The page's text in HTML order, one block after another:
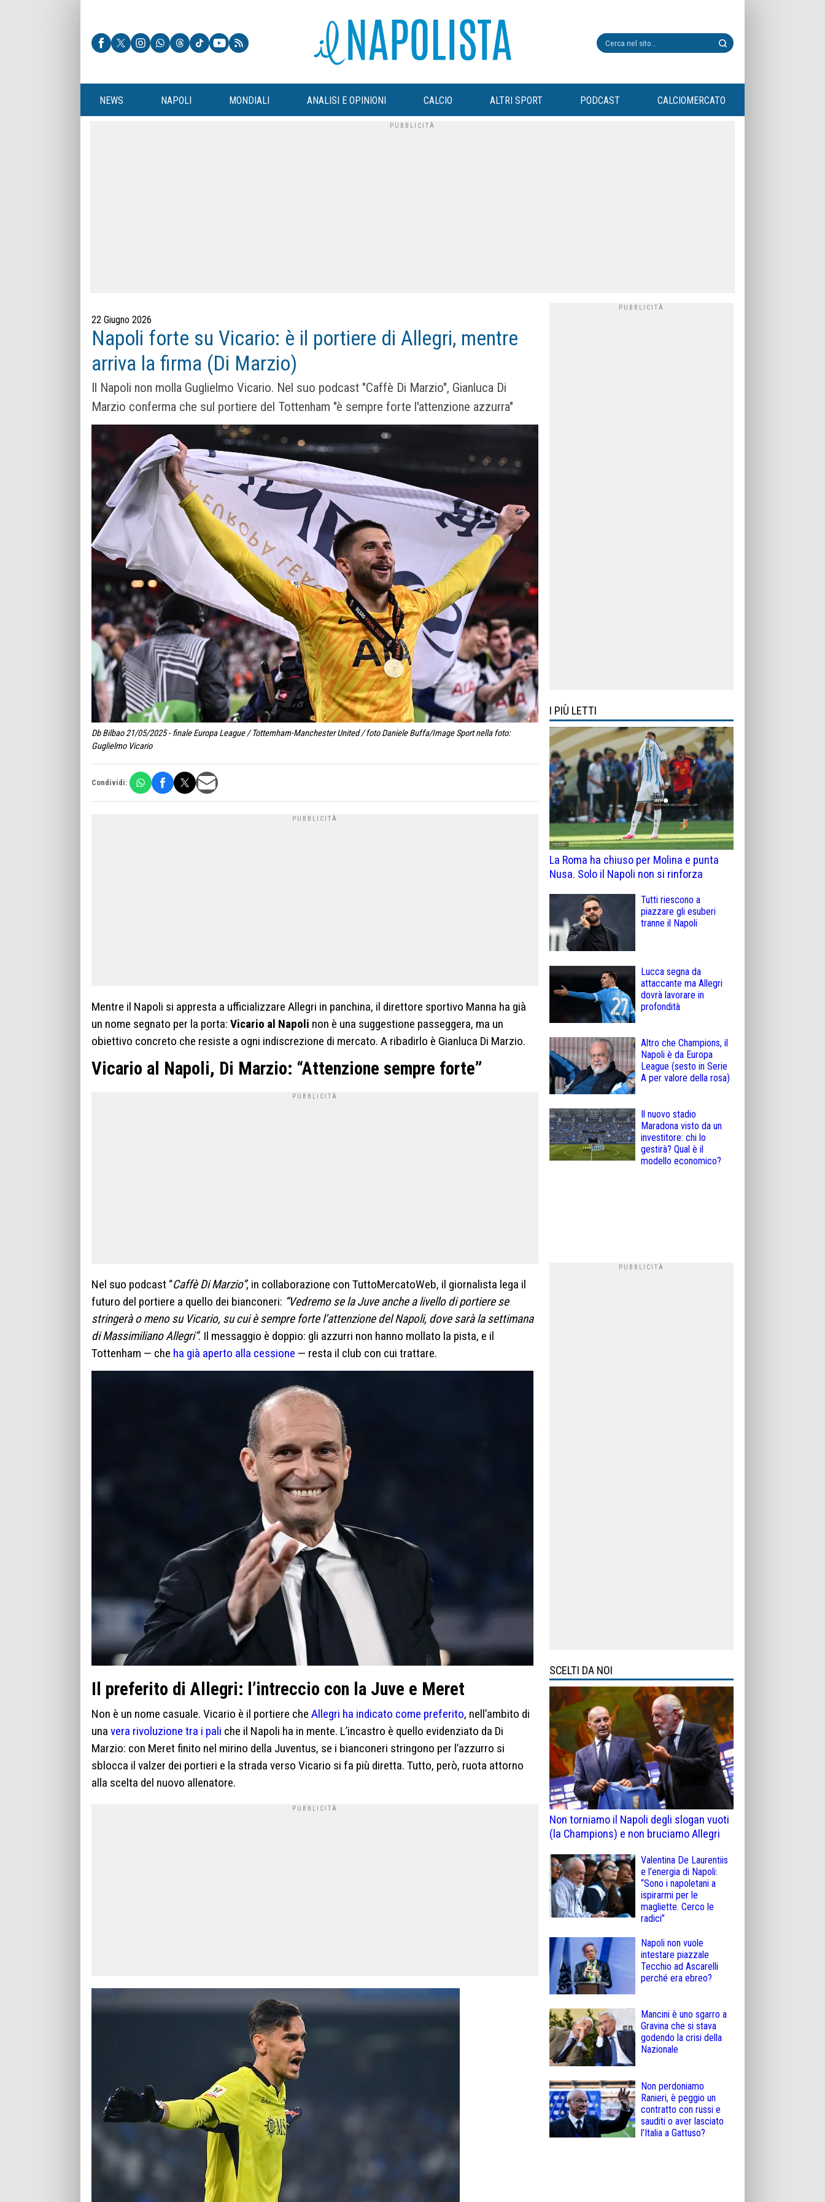
NEWS NAPOLI MONDIALI ANALISI E OPINIONI CALCIO ALTRI SPORT PODCAST CALCIOMERCATO
22 Giugno 2026
Napoli forte su Vicario: è il portiere di Allegri, mentre
arriva la firma (Di Marzio)
Il Napoli non molla Guglielmo Vicario. Nel suo podcast "Caffè Di Marzio", Gianluca Di
Marzio conferma che sul portiere del Tottenham "è sempre forte l'attenzione azzurra"
Db Bilbao 21/05/2025 - finale Europa League / Tottemham-Manchester United / foto Daniele Buffa/Image Sport nella foto:
Guglielmo Vicario
Condividi:
Mentre il Napoli si appresta a ufficializzare Allegri in panchina, il direttore sportivo Manna ha già
un nome segnato per la porta: Vicario al Napoli non è una suggestione passeggera, ma un
obiettivo concreto che resiste a ogni indiscrezione di mercato. A ribadirlo è Gianluca Di Marzio.
Vicario al Napoli, Di Marzio: “Attenzione sempre forte”
Nel suo podcast “Caffè Di Marzio”, in collaborazione con TuttoMercatoWeb, il giornalista lega il
futuro del portiere a quello dei bianconeri: “Vedremo se la Juve anche a livello di portiere se
stringerà o meno su Vicario, su cui è sempre forte l’attenzione del Napoli, dove sarà la settimana
di Massimiliano Allegri”. Il messaggio è doppio: gli azzurri non hanno mollato la pista, e il
Tottenham — che ha già aperto alla cessione — resta il club con cui trattare.
Il preferito di Allegri: l’intreccio con la Juve e Meret
Non è un nome casuale. Vicario è il portiere che Allegri ha indicato come preferito, nell’ambito di
una vera rivoluzione tra i pali che il Napoli ha in mente. L’incastro è quello evidenziato da Di
Marzio: con Meret finito nel mirino della Juventus, se i bianconeri stringono per l’azzurro si
sblocca il valzer dei portieri e la strada verso Vicario si fa più diretta. Tutto, però, ruota attorno
alla scelta del nuovo allenatore.
I PIÙ LETTI
La Roma ha chiuso per Molina e punta
Nusa. Solo il Napoli non si rinforza
Tutti riescono a
piazzare gli esuberi
tranne il Napoli
Lucca segna da
attaccante ma Allegri
dovrà lavorare in
profondità
Altro che Champions, il
Napoli è da Europa
League (sesto in Serie
A per valore della rosa)
Il nuovo stadio
Maradona visto da un
investitore: chi lo
gestirà? Qual è il
modello economico?
SCELTI DA NOI
Non torniamo il Napoli degli slogan vuoti
(la Champions) e non bruciamo Allegri
Valentina De Laurentiis
e l’energia di Napoli:
“Sono i napoletani a
ispirarmi per le
magliette. Cerco le
radici”
Napoli non vuole
intestare piazzale
Tecchio ad Ascarelli
perché era ebreo?
Mancini è uno sgarro a
Gravina che si stava
godendo la crisi della
Nazionale
Non perdoniamo
Ranieri, è peggio un
contratto con russi e
sauditi o aver lasciato
l’Italia a Gattuso?